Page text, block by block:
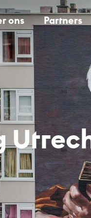
ons Partners